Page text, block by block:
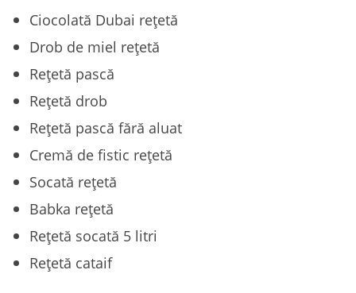
Ciocolată Dubai rețetă
Drob de miel rețetă
Rețetă pască
Rețetă drob
Rețetă pască fără aluat
Cremă de fistic rețetă
Socată rețetă
Babka rețetă
Rețetă socată 5 litri
Rețetă cataif